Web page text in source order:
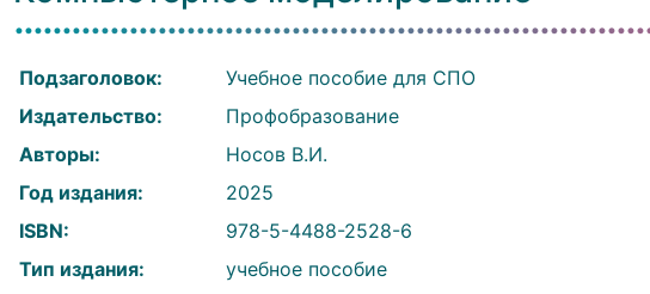
Подзаголовок:
Учебное пособие для СПО
Издательство:
Профобразование
Авторы:
Носов В.И.
Год издания:
2025
ISBN:
978-5-4488-2528-6
Тип издания:
учебное пособие